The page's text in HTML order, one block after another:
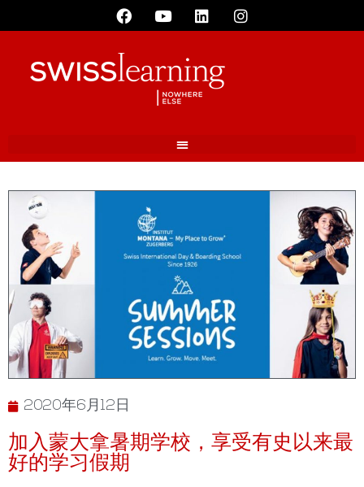
2020年6月12日
加入蒙大拿暑期学校，享受有史以来最
好的学习假期